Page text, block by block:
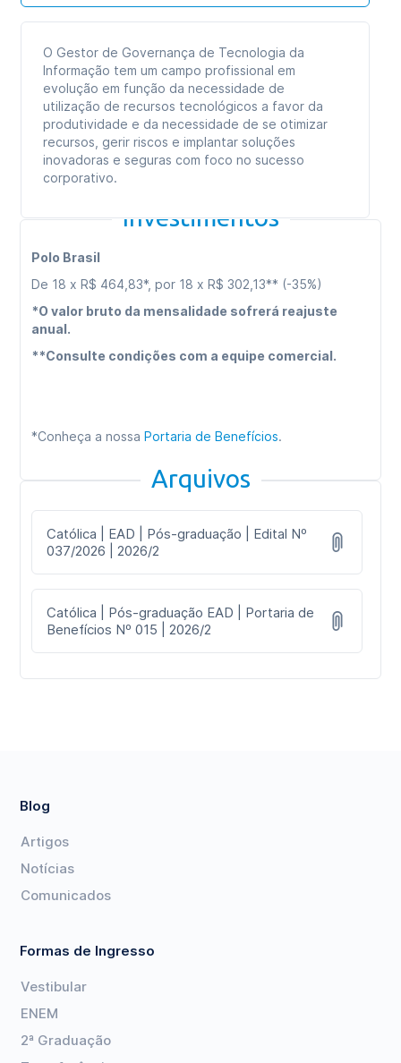
O Gestor de Governança de Tecnologia da
Informação tem um campo profissional em
evolução em função da necessidade de
utilização de recursos tecnológicos a favor da
produtividade e da necessidade de se otimizar
recursos, gerir riscos e implantar soluções
inovadoras e seguras com foco no sucesso
corporativo.
Investimentos
Polo Brasil
De 18 x R$ 464,83*, por 18 x R$ 302,13** (-35%)
*O valor bruto da mensalidade sofrerá reajuste
anual.
**Consulte condições com a equipe comercial.
*Conheça a nossaPortaria de Benefícios.
Arquivos
Católica | EAD | Pós-graduação | Edital Nº
037/2026 | 2026/2
Católica | Pós-graduação EAD | Portaria de
Benefícios Nº 015 | 2026/2
Blog
Artigos
Notícias
Comunicados
Formas de Ingresso
Vestibular
ENEM
2ª Graduação